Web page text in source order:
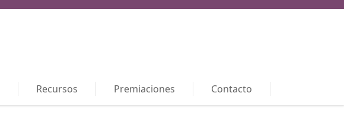
Recursos Premiaciones Contacto